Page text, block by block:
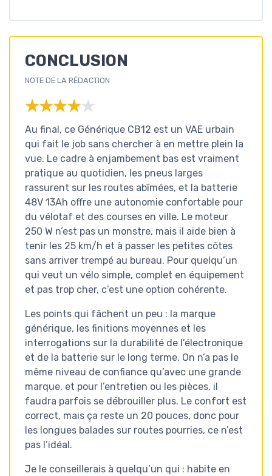
CONCLUSION
NOTE DE LA RÉDACTION
★★★★★
★★★★★
Au final, ce Générique CB12 est un VAE urbain
qui fait le job sans chercher à en mettre plein la
vue. Le cadre à enjambement bas est vraiment
pratique au quotidien, les pneus larges
rassurent sur les routes abîmées, et la batterie
48V 13Ah offre une autonomie confortable pour
du vélotaf et des courses en ville. Le moteur
250 W n’est pas un monstre, mais il aide bien à
tenir les 25 km/h et à passer les petites côtes
sans arriver trempé au bureau. Pour quelqu’un
qui veut un vélo simple, complet en équipement
et pas trop cher, c’est une option cohérente.
Les points qui fâchent un peu : la marque
générique, les finitions moyennes et les
interrogations sur la durabilité de l’électronique
et de la batterie sur le long terme. On n’a pas le
même niveau de confiance qu’avec une grande
marque, et pour l’entretien ou les pièces, il
faudra parfois se débrouiller plus. Le confort est
correct, mais ça reste un 20 pouces, donc pour
les longues balades sur routes pourries, ce n’est
pas l’idéal.
Je le conseillerais à quelqu’un qui : habite en